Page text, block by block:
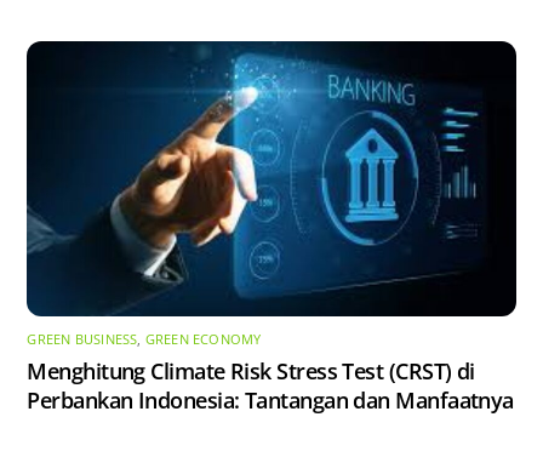
GREEN BUSINESS, GREEN ECONOMY
Menghitung Climate Risk Stress Test (CRST) di
Perbankan Indonesia: Tantangan dan Manfaatnya